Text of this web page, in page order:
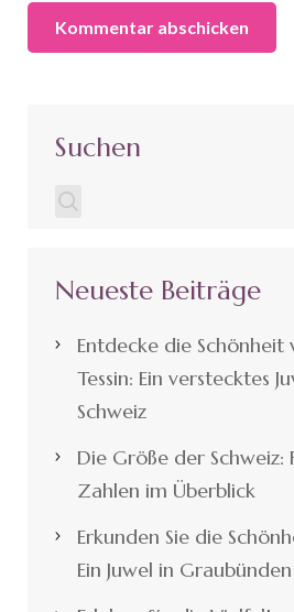
Suchen
Neueste Beiträge
Entdecke die
Tessin: Ein verstecktes
Schweiz
Die Größe der Schweiz:
Zahlen im Überblick
Erkunden Sie die
Ein Juwel in Graubünden